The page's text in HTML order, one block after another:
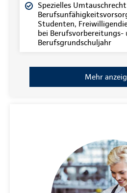
Spezielles
Studenten,
bei Berufsvorbereitungs-
Berufsgrundschuljahr
Mehr